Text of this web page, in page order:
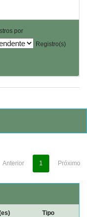
por
Registro(s)
Anterior 1 Próximo
Tipo